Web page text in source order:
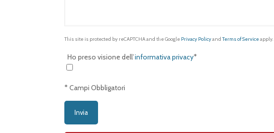
This site is protected by reCAPTCHA and the Google Privacy Policyand Terms of Serviceapply.
Ho preso visione dell’informativa privacy*
* Campi Obbligatori